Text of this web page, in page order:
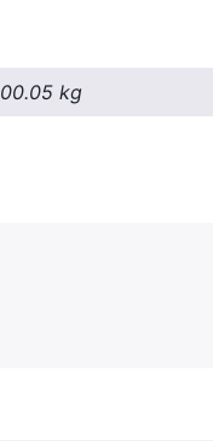
00.05 kg